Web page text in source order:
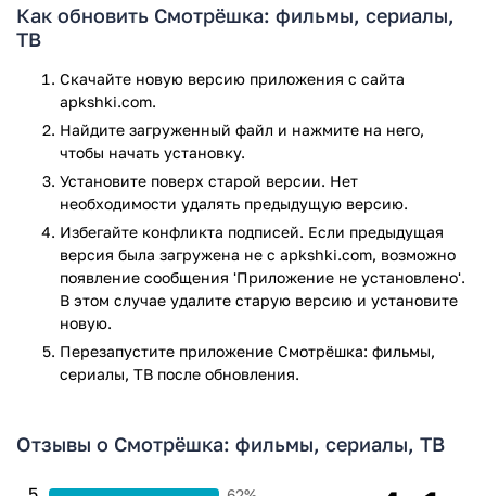
У нас, вы можете скачать приложение Смотрешка для
Приложение Смотрёшка: фильмы, сериалы, ТВ прошло
проверку антивирусом VirusTotal. В результате проверки
по всем последним сигнатурам заражения файлов не
Как обновить Смотрёшка: фильмы, сериалы,
ТВ
Скачайте новую версию приложения с сайта
apkshki.com.
Найдите загруженный файл и нажмите на него,
чтобы начать установку.
Установите поверх старой версии. Нет
необходимости удалять предыдущую версию.
Избегайте конфликта подписей. Если предыдущая
версия была загружена не с apkshki.com, возможно
появление сообщения 'Приложение не установлено'.
В этом случае удалите старую версию и установите
новую.
Перезапустите приложениe Смотрёшка: фильмы,
сериалы, ТВ после обновления.
Отзывы о Смотрёшка: фильмы, сериалы, ТВ